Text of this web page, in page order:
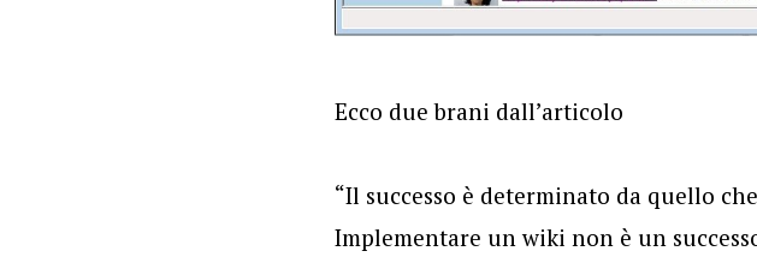
Ecco due brani dall’articolo
“Il successo è determinato da quello
Implementare un wiki non è un